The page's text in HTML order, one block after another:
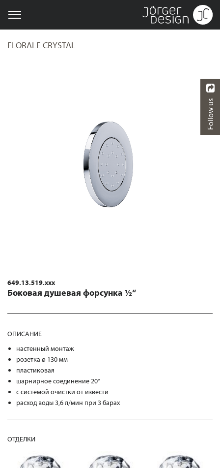
FLORALE CRYSTAL
649.13.519.xxx
Боковая душевая форсунка ½“
ОПИСАНИЕ
настенный монтаж
розетка ø 130 мм
пластиковая
шарнирное соединение 20°
с системой очистки от извести
расход воды 3,6 л/мин при 3 барах
ОТДЕЛКИ
Follow us